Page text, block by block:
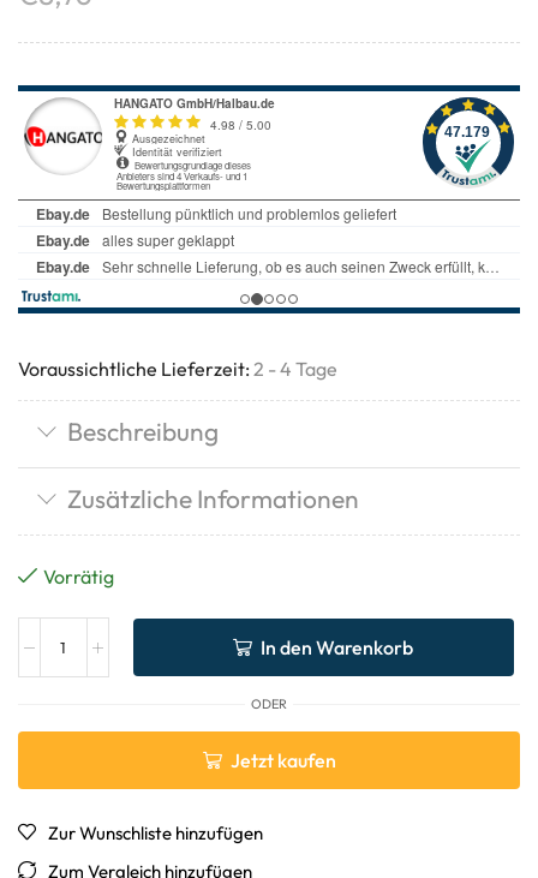
Voraussichtliche Lieferzeit: 2 - 4 Tage
Beschreibung
Zusätzliche Informationen
Vorrätig
In den Warenkorb
ODER
Jetzt kaufen
Zur Wunschliste hinzufügen
Zum Vergleich hinzufügen